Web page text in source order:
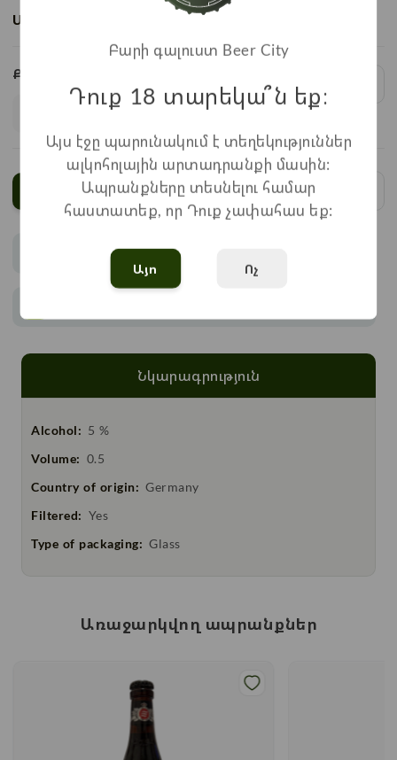
Ապրանքի ID:
Քանակ:
1x 1.450
Ավելացնել
Վճարում
Նկարագրություն
Alcohol: 5 %
Volume: 0.5
Country of origin: Germany
Filtered: Yes
Type of packaging: Glass
Առաջարկվող ապրանքներ
Բարի գալուստ Beer City
Դուք 18 տարեկա՞ն եք։
Այս էջը պարունակում է տեղեկություններ
ալկոհոլային արտադրանքի մասին:
Ապրանքները տեսնելու համար
հաստատեք, որ Դուք չափահաս եք:
Այո Ոչ